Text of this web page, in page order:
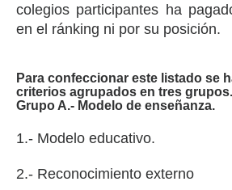
colegios participantes ha
en el ránking ni por su posición.
Para confeccionar este listado se
criterios agrupados en tres grupos.
Grupo A.- Modelo de enseñanza.
1.- Modelo educativo.
2.- Reconocimiento externo